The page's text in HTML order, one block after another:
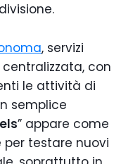
, servizi
con
le attività di
semplice
” appare come
testare nuovi